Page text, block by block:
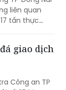
thị trường
Nai và Sở
liên quan
tấn thực
nguồn gốc
giao dịch